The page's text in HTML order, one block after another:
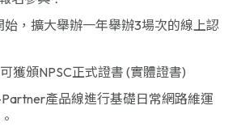
，擴大舉辦一年舉辦3場次的線上認
獲頒NPSC正式證書 (實體證書)
產品線進行基礎日常網路維運